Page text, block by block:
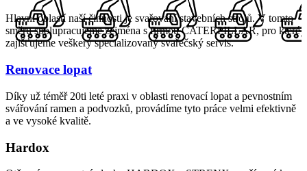
Hlavní oblastí naší činnosti je svařování stavebních strojů. V tomto
směru spolupracujeme zejména s firmou CATERPILLAR, pro které
zajišťujeme veškerý specializovaný svařečský servis.
Renovace lopat
Díky už téměř 20ti leté praxi v oblasti renovací lopat a pevnostním
svářování ramen a podvozků, provádíme tyto práce velmi efektivně
a ve vysoké kvalitě.
Hardox